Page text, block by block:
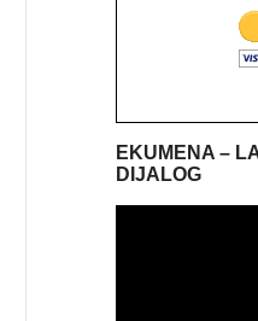
EKUMENA –
DIJALOG